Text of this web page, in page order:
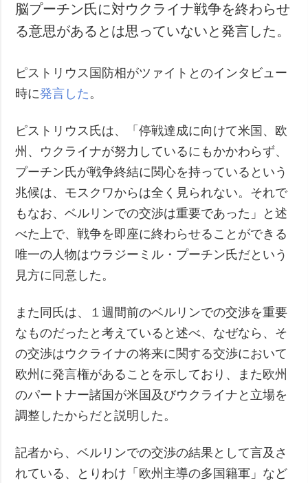
脳プーチン氏に対ウクライナ戦争を終わらせ
る意思があるとは思っていないと発言した。
ピストリウス国防相がツァイトとのインタビュー
時に発言した 。
ピストリウス氏は、「停戦達成に向けて米国、欧
州、ウクライナが努力しているにもかかわらず、
プーチン氏が戦争終結に関心を持っているという
兆候は、モスクワからは全く見られない。それで
もなお、ベルリンでの交渉は重要であった」と述
べた上で、戦争を即座に終わらせることができる
唯一の人物はウラジーミル・プーチン氏だという
見方に同意した。
また同氏は、１週間前のベルリンでの交渉を重要
なものだったと考えていると述べ、なぜなら、そ
の交渉はウクライナの将来に関する交渉において
欧州に発言権があることを示しており、また欧州
のパートナー諸国が米国及びウクライナと立場を
調整したからだと説明した。
記者から、ベルリンでの交渉の結果として言及さ
れている、とりわけ「欧州主導の多国籍軍」など